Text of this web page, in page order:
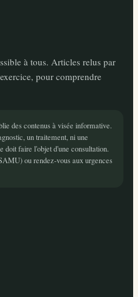
à tous. Articles relus par
pour comprendre
des contenus à visée informative.
un traitement, ni une
doit faire l'objet d'une consultation.
ou rendez-vous aux urgences